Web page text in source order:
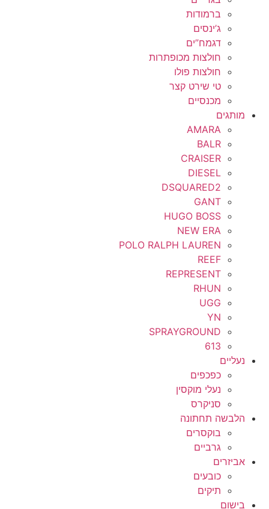
ברמודות
ג’ינסים
דגמח”ים
חולצות מכופתרות
חולצות פולו
טי שירט קצר
מכנסיים
מותגים
AMARA
BALR
CRAISER
DIESEL
DSQUARED2
GANT
HUGO BOSS
NEW ERA
POLO RALPH LAUREN
REEF
REPRESENT
RHUN
UGG
YN
SPRAYGROUND
613
נעליים
כפכפים
נעלי מוקסין
סניקרס
הלבשה תחתונה
בוקסרים
גרביים
אביזרים
כובעים
תיקים
בישום